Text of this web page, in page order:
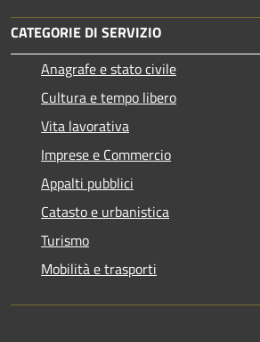
CATEGORIE DI SERVIZIO
Anagrafe e stato civile
Cultura e tempo libero
Vita lavorativa
Imprese e Commercio
Appalti pubblici
Catasto e urbanistica
Turismo
Mobilità e trasporti